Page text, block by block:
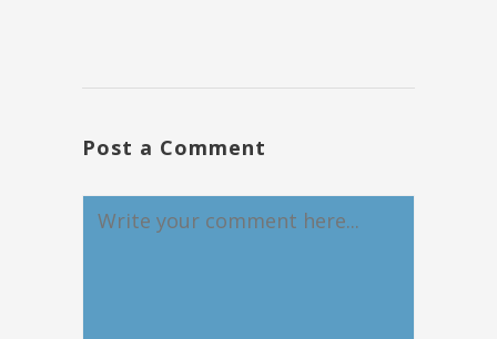
Post a Comment